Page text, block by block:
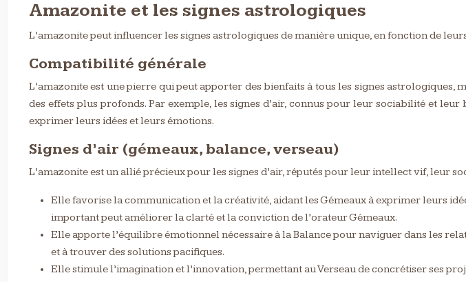
Amazonite et les signes astrologiques
L’amazonite peut influencer les signes astrologiques de manière unique, en fonction de
Compatibilité générale
L’amazonite est une pierre qui peut apporter des bienfaits à tous les signes
des effets plus profonds. Par exemple, les signes d’air, connus pour leur sociabilité et
exprimer leurs idées et leurs émotions.
Signes d’air (gémeaux, balance, verseau)
L’amazonite est un allié précieux pour les signes d’air, réputés pour leur intellect vif, leur
Elle favorise la communication et la créativité, aidant les Gémeaux à exprimer leurs
important peut améliorer la clarté et la conviction de l’orateur Gémeaux.
Elle apporte l’équilibre émotionnel nécessaire à la Balance pour naviguer dans les
et à trouver des solutions pacifiques.
Elle stimule l’imagination et l’innovation, permettant au Verseau de concrétiser ses